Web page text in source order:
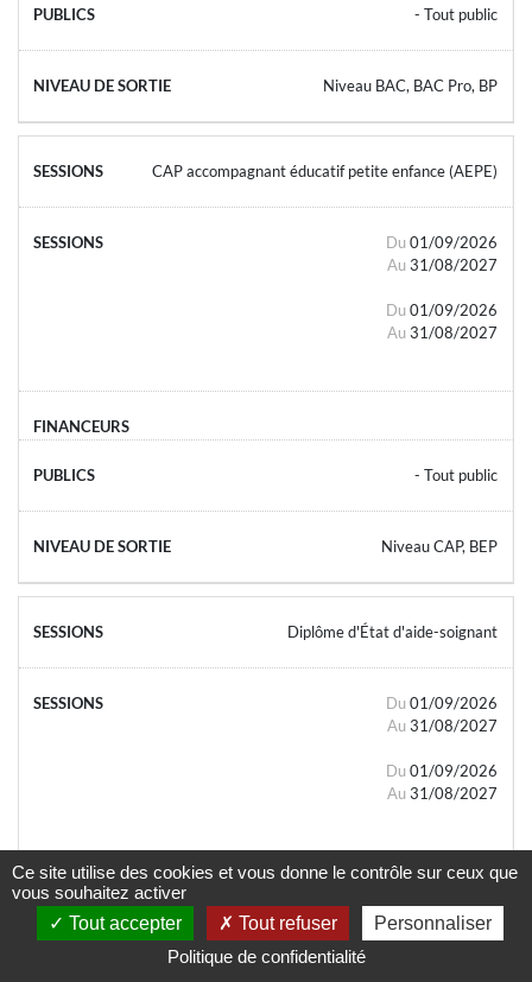
- Tout public
Niveau BAC, BAC Pro, BP
CAP accompagnant éducatif petite enfance (AEPE)
Du 01/09/2026
Au 31/08/2027
Du 01/09/2026
Au 31/08/2027
- Tout public
Niveau CAP, BEP
Diplôme d'État d'aide-soignant
Du 01/09/2026
Au 31/08/2027
Du 01/09/2026
Au 31/08/2027
- Tout public
Ce site utilise des cookies et vous donne le contrôle sur ceux que
vous souhaitez activer
Tout accepter
Tout refuser
Personnaliser
Politique de confidentialité